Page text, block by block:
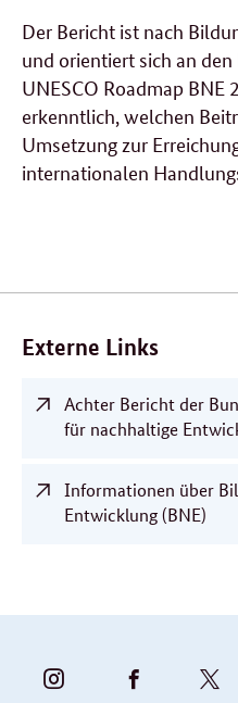
Der Bericht ist nach
und orientiert sich an
UNESCO Roadmap BNE
erkenntlich, welchen
Umsetzung zur
internationalen
Externe Links
Achter Bericht der
für nachhaltige
Informationen über
Entwicklung (BNE)